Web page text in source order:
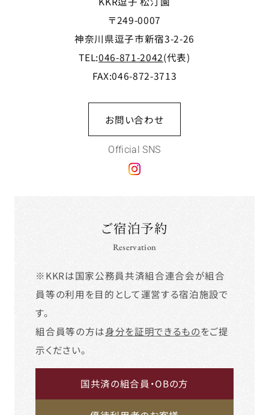
〒249-0007
神奈川県逗子市新宿3-2-26
TEL:046-871-2042(代表)
FAX:046-872-3713
お問い合わせ
Official SNS
ご宿泊予約
Reservation
※KKRは国家公務員共済組合連合会が組合
員等の利用を目的として運営する宿泊施設で
す。
組合員等の方は身分を証明できるものをご提
示ください。
国共済の組合員・OBの方